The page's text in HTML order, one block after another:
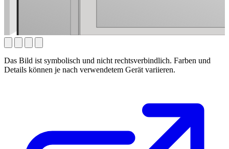
Das Bild ist symbolisch und nicht rechtsverbindlich. Farben und
Details können je nach verwendetem Gerät variieren.